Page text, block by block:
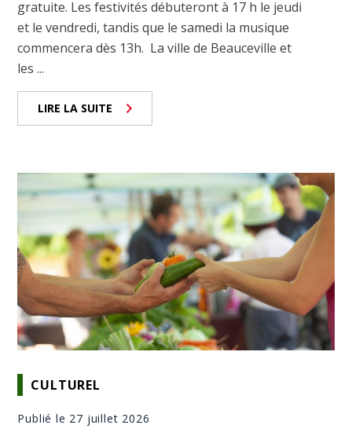
gratuite. Les festivités débuteront à 17 h le jeudi
et le vendredi, tandis que le samedi la musique
commencera dès 13h. La ville de Beauceville et
les ...
LIRE LA SUITE
CULTUREL
Publié le 27 juillet 2026